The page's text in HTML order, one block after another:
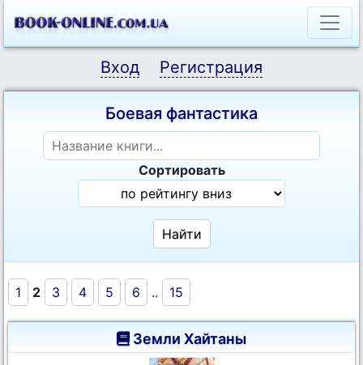
Вход Регистрация
Боевая фантастика
Сортировать
1 2 3 4 5 6 .. 15
Земли Хайтаны